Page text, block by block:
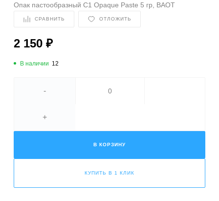
Опак пастообразный C1 Opaque Paste 5 гр, BAOT
СРАВНИТЬ ОТЛОЖИТЬ
2 150 ₽
В наличии 12
-
+
В КОРЗИНУ
КУПИТЬ В 1 КЛИК